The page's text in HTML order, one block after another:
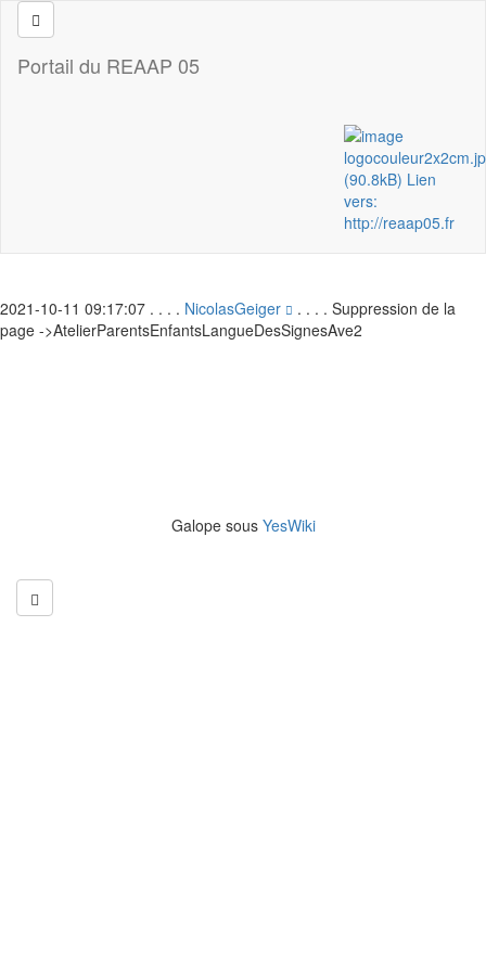
Portail du REAAP 05
2021-10-11 09:17:07 . . . . NicolasGeiger
. . . . Suppression de la
page ->AtelierParentsEnfantsLangueDesSignesAve2
Galope sous YesWiki